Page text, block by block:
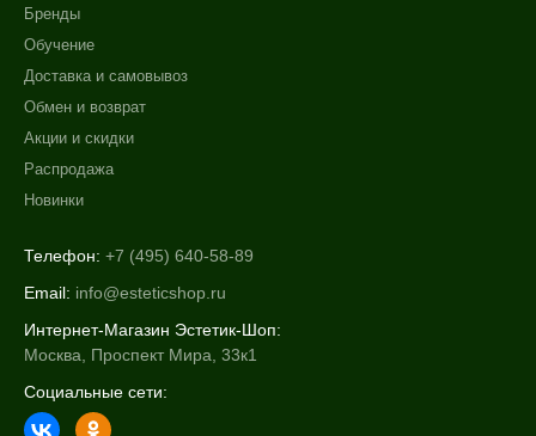
Бренды
Обучение
Доставка и самовывоз
Обмен и возврат
Акции и скидки
Распродажа
Новинки
Телефон: +7 (495) 640-58-89
Email: info@esteticshop.ru
Интернет-Магазин Эстетик-Шоп:
Москва, Проспект Мира, 33к1
Социальные сети: